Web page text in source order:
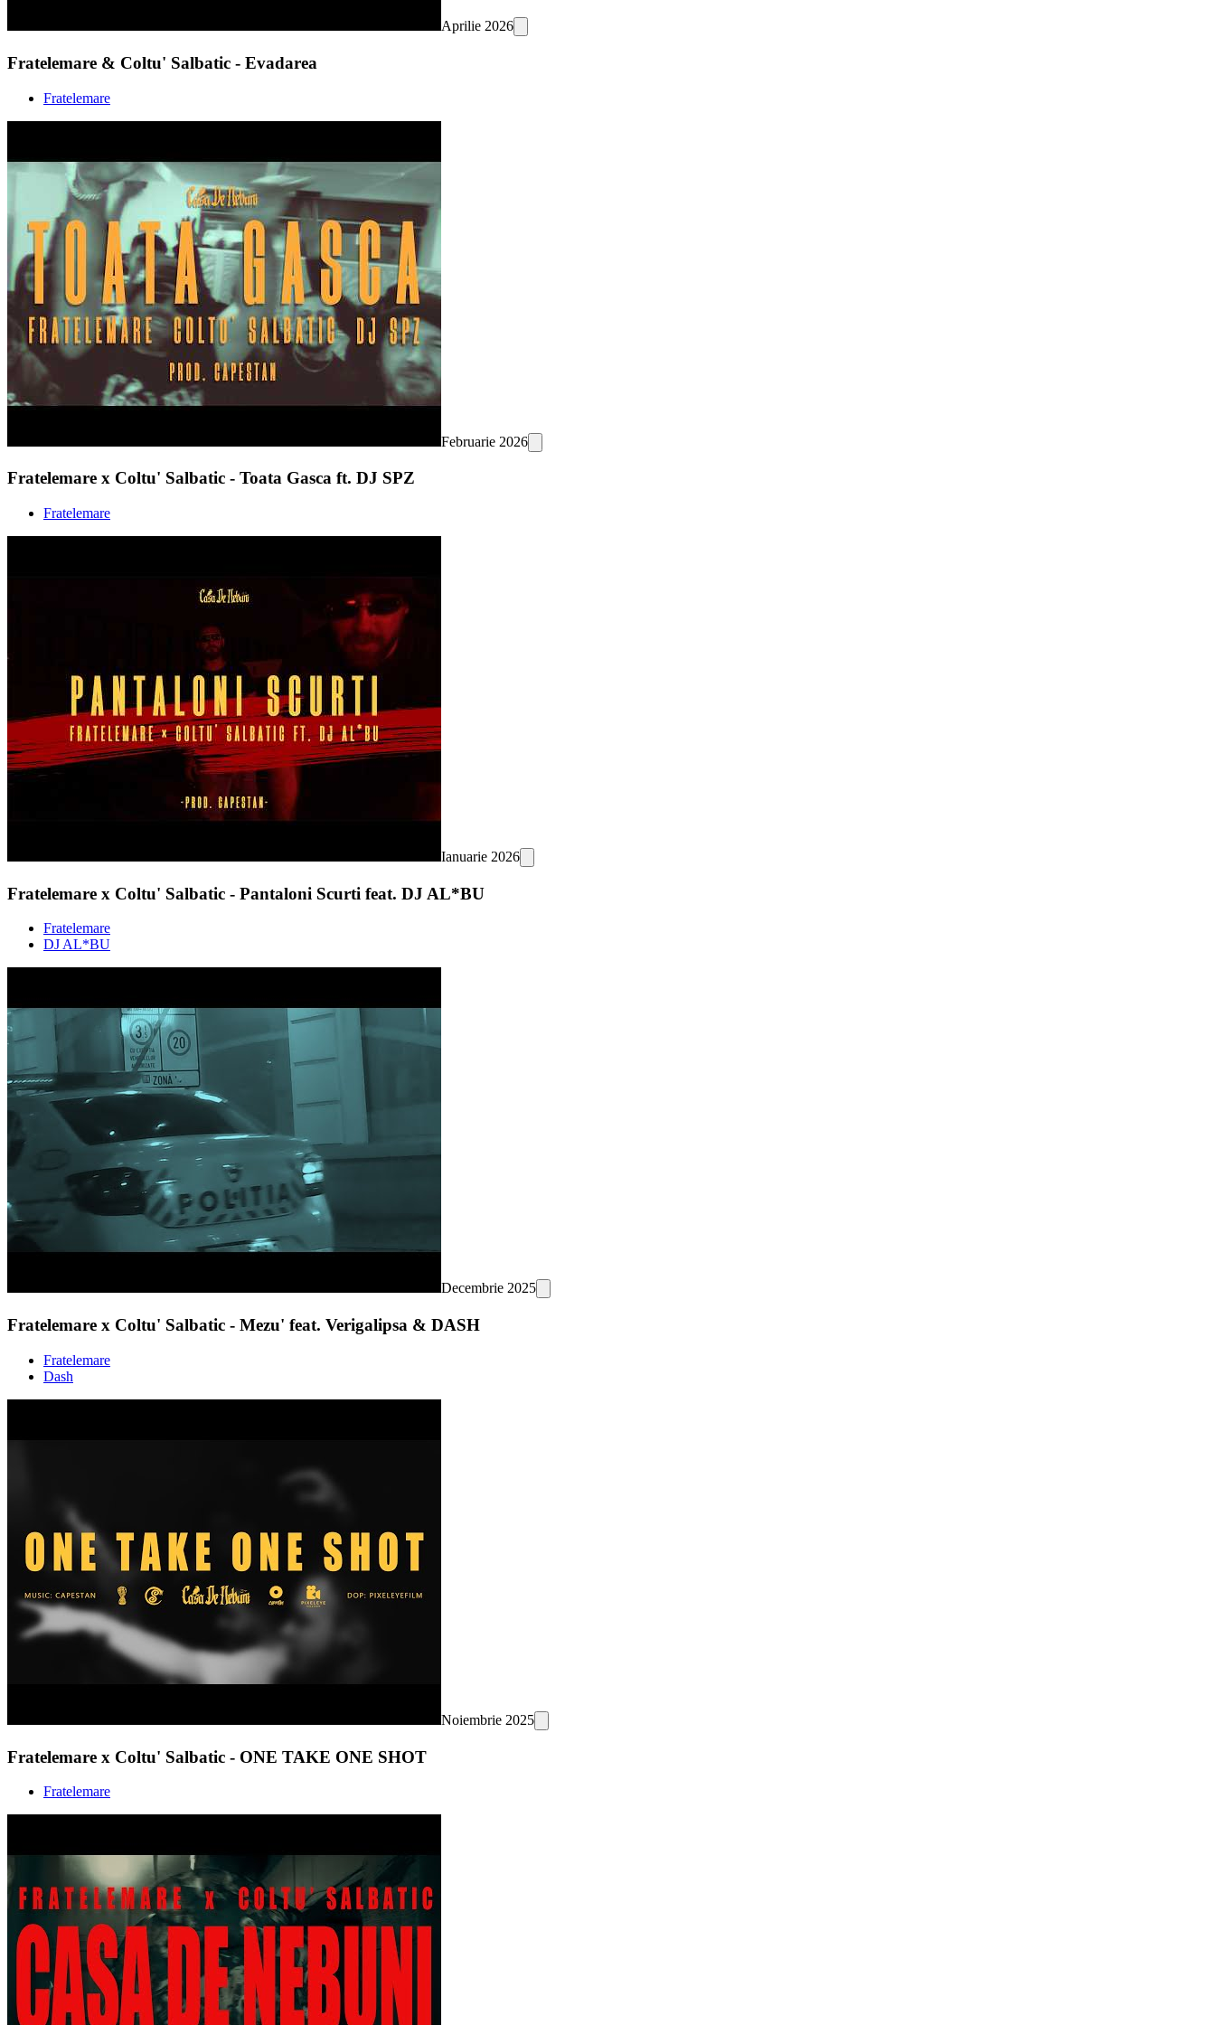
Aprilie 2026
Fratelemare & Coltu' Salbatic - Evadarea
Fratelemare
Februarie 2026
Fratelemare x Coltu' Salbatic - Toata Gasca ft. DJ SPZ
Fratelemare
Ianuarie 2026
Fratelemare x Coltu' Salbatic - Pantaloni Scurti feat. DJ AL*BU
Fratelemare
DJ AL*BU
Decembrie 2025
Fratelemare x Coltu' Salbatic - Mezu' feat. Verigalipsa & DASH
Fratelemare
Dash
Noiembrie 2025
Fratelemare x Coltu' Salbatic - ONE TAKE ONE SHOT
Fratelemare